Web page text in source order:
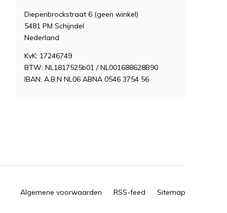
Diepenbrockstraat 6 (geen winkel)
5481 PM Schijndel
Nederland
KvK: 17246749
BTW: NL1817525b01 / NL001688628B90
IBAN: A.B.N NL06 ABNA 0546 3754 56
Algemene voorwaarden RSS-feed Sitemap